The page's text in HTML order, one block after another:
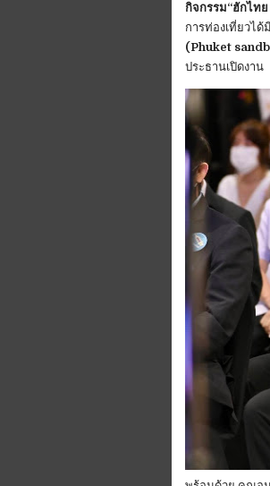
กิจกรรม“ฮักไท
การท่องเที่ยวไ
(Phuket
ประธานเปิดงาน